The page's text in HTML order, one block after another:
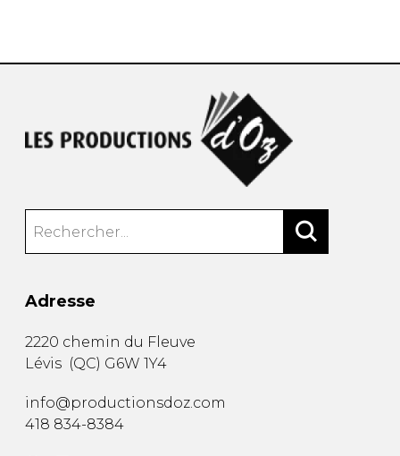
Adresse
2220 chemin du Fleuve
Lévis (QC) G6W 1Y4
info@productionsdoz.com
418 834-8384